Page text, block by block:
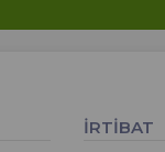
İRTİBAT